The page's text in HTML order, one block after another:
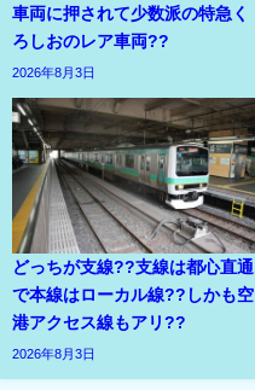
車両に押されて少数派の特急く
ろしおのレア車両??
2026年8月3日
どっちが支線??支線は都心直通
で本線はローカル線??しかも空
港アクセス線もアリ??
2026年8月3日